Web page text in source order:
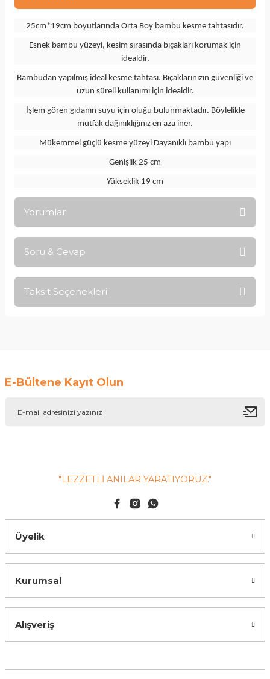
25cm*19cm boyutlarında Orta Boy bambu kesme tahtasıdır.
Esnek bambu yüzeyi, kesim sırasında bıçakları korumak için
idealdir.
Bambudan yapılmış ideal kesme tahtası. Bıçaklarınızın güvenliği ve
uzun süreli kullanımı için idealdir.
İşlem gören gıdanın suyu için oluğu bulunmaktadır. Böylelikle
mutfak dağınıklığınız en aza iner.
Mükemmel güçlü kesme yüzeyi Dayanıklı bambu yapı
Genişlik 25 cm
Yükseklik 19 cm
Yorumlar
Soru & Cevap
Taksit Seçenekleri
E-Bültene Kayıt Olun
"LEZZETLİ ANILAR YARATIYORUZ."
Üyelik
Kurumsal
Alışveriş